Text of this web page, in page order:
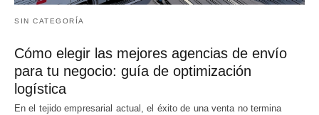
SIN CATEGORÍA
Cómo elegir las mejores agencias de envío
para tu negocio: guía de optimización
logística
En el tejido empresarial actual, el éxito de una venta no termina